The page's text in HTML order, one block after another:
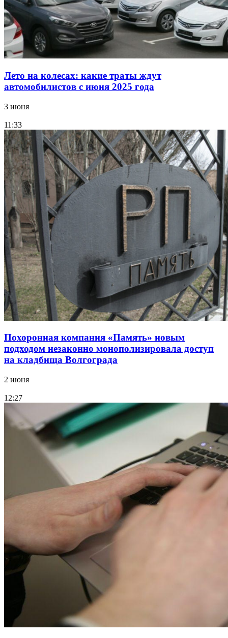
Лето на колесах: какие траты ждут
автомобилистов с июня 2025 года
3 июня
11:33
Похоронная компания «Память» новым
подходом незаконно монополизировала доступ
на кладбища Волгограда
2 июня
12:27